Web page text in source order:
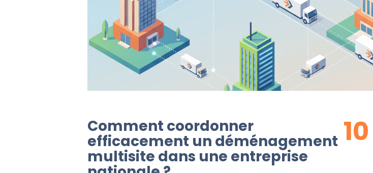
10
Comment coordonner
efficacement un déménagement
multisite dans une entreprise